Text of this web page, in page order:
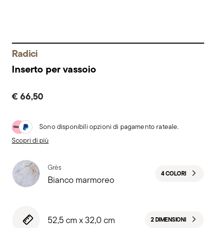
Radici
Inserto per vassoio
€ 66,50
Sono disponibili opzioni di pagamento rateale.
Scopri di più
Grès
Bianco marmoreo 4 COLORI
52,5 cm x 32,0 cm 2 DIMENSIONI